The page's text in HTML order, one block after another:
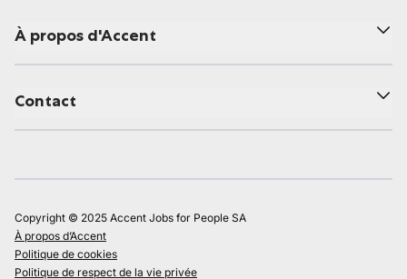
À propos d'Accent
Contact
Copyright © 2025 Accent Jobs for People SA
À propos d’Accent
Politique de cookies
Politique de respect de la vie privée